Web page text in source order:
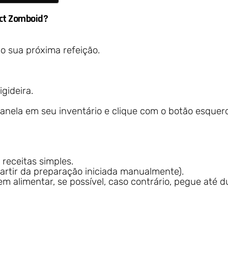
Zomboid?
sua próxima refeição.
em seu inventário e clique com o botão
simples.
da preparação iniciada manualmente).
alimentar, se possível, caso contrário, pegue até